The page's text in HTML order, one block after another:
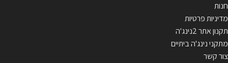
חנות
מדיניות פרטיות
תקנון אתר 2נינג'ה
מתקני נינג'ה ביתיים
צור קשר